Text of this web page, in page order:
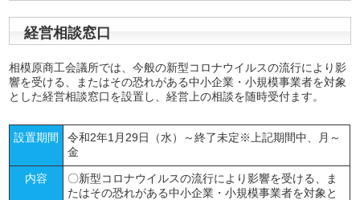
経営相談窓口
相模原商工会議所では、今般の新型コロナウイルスの流行により影
響を受ける、またはその恐れがある中小企業・小規模事業者を対象
とした経営相談窓口を設置し、経営上の相談を随時受付ます。
設置期間
令和2年1月29日（水）～終了未定※上記期間中、月～
金
内容
〇新型コロナウイルスの流行により影響を受ける、ま
たはその恐れがある中小企業・小規模事業者を対象と